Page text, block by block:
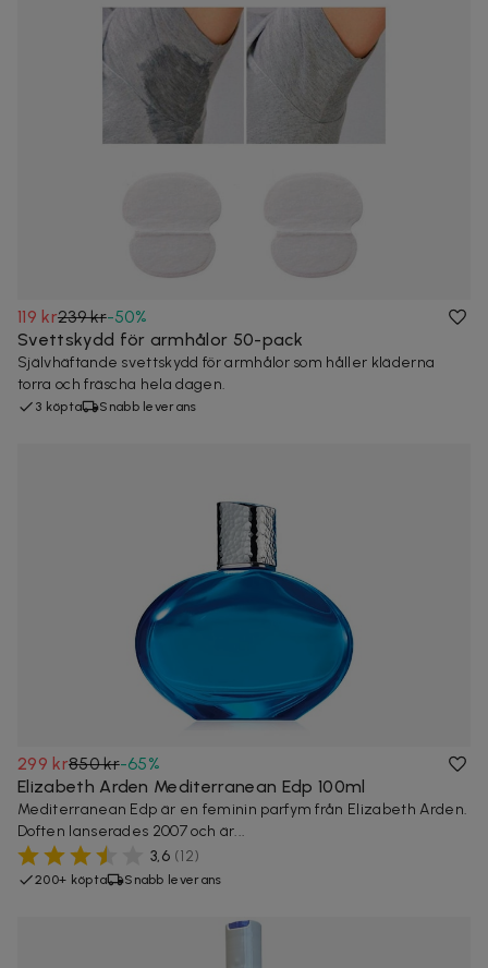
119 kr239 kr-50%
Svettskydd för armhålor 50-pack
Självhäftande svettskydd för armhålor som håller kläderna
torra och fräscha hela dagen.
3 köpta Snabb leverans
299 kr850 kr-65%
Elizabeth Arden Mediterranean Edp 100ml
Mediterranean Edp är en feminin parfym från Elizabeth Arden.
Doften lanserades 2007 och är...
3,6 (12)
200+ köpta Snabb leverans